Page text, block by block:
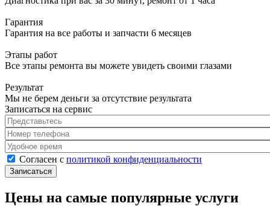
Гарантия
Гарантия на все работы и запчасти 6 месяцев
Этапы работ
Все этапы ремонта вы можете увидеть своими глазами
Результат
Мы не берем деньги за отсутствие результата
Записаться на сервис
Представьтесь
Номер телефона
Удобное время
Согласен с политикой конфиденциальности*
Согласен с политикой конфиденциальности
Цены на самые популярные услуги